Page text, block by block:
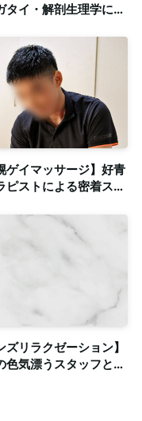
タイ・解剖生理学にも
で◎出張対応可
ゲイマッサージ】好青
ピストによる密着スト
る個室も完備
ズリラクゼーション】
色気漂うスタッフとの